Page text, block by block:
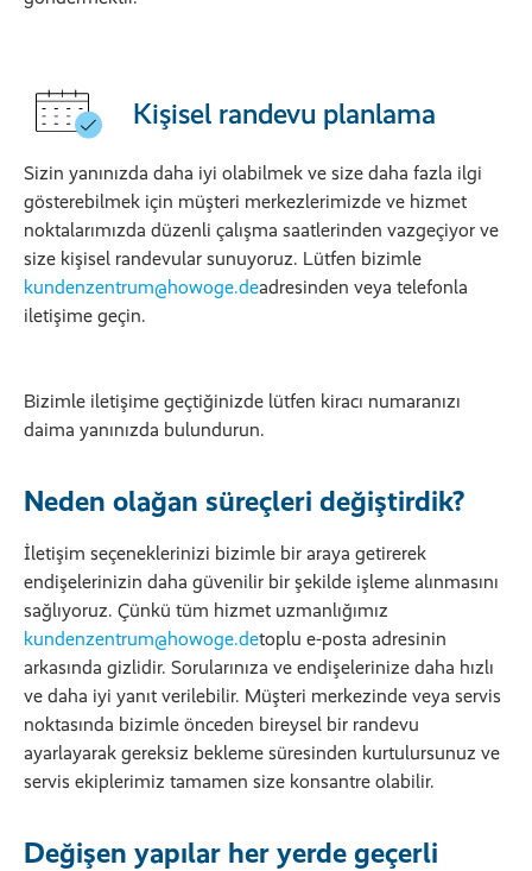
Kişisel randevu planlama
Sizin yanınızda daha iyi olabilmek ve size daha fazla ilgi
gösterebilmek için müşteri merkezlerimizde ve hizmet
noktalarımızda düzenli çalışma saatlerinden vazgeçiyor ve
size kişisel randevular sunuyoruz. Lütfen bizimle
kundenzentrum@howoge.deadresinden veya telefonla
iletişime geçin.
Bizimle iletişime geçtiğinizde lütfen kiracı numaranızı
daima yanınızda bulundurun.
Neden olağan süreçleri değiştirdik?
İletişim seçeneklerinizi bizimle bir araya getirerek
endişelerinizin daha güvenilir bir şekilde işleme alınmasını
sağlıyoruz. Çünkü tüm hizmet uzmanlığımız
kundenzentrum@howoge.detoplu e-posta adresinin
arkasında gizlidir. Sorularınıza ve endişelerinize daha hızlı
ve daha iyi yanıt verilebilir. Müşteri merkezinde veya servis
noktasında bizimle önceden bireysel bir randevu
ayarlayarak gereksiz bekleme süresinden kurtulursunuz ve
servis ekiplerimiz tamamen size konsantre olabilir.
Değişen yapılar her yerde geçerli